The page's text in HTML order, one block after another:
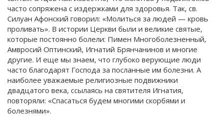
часто сопряжена с издержками для здоровья. Так, св.
Силуан Афонский говорил: «Молиться за людей — кровь
проливать». В истории Церкви были и великие святые,
которые постоянно болели: Пимен Многоболезненный,
Амвросий Оптинский, Игнатий Брянчанинов и многие
другие. И еще мы знаем, что глубоко верующие люди
часто благодарят Господа за посланные им болезни. А
наиболее уважаемые религиозные подвижники
двадцатого века, ссылаясь на святителя Игнатия,
повторяли: «Спасаться будем многими скорбями и
болезнями».